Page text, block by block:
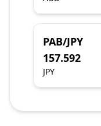
PAB/JPY
157.592
JPY